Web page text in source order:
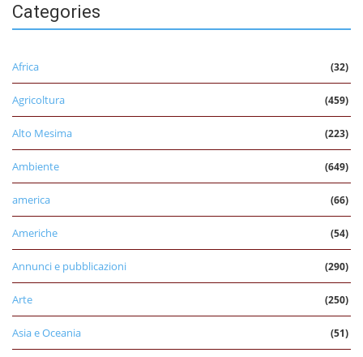
Categories
Africa (32)
Agricoltura (459)
Alto Mesima (223)
Ambiente (649)
america (66)
Americhe (54)
Annunci e pubblicazioni (290)
Arte (250)
Asia e Oceania (51)